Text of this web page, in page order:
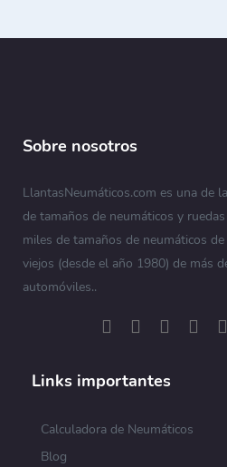
Sobre nosotros
LlantasNeumáticos.com es una de
de tamaños de neumáticos y
miles de tamaños de neumáticos
viejos (desde el año 1980) de más
automóviles..
Links importantes
Calculadora de Neumáticos
Blog